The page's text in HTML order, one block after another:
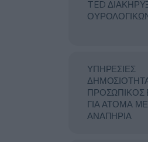
TED
ΥΠΗΡΕΣΙΕΣ
ΓΙΑ ΑΤΟΜΑ ΜΕ
ΑΝΑΠΗΡΙΑ